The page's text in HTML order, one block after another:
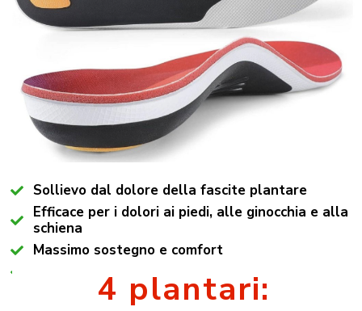
Sollievo dal dolore della fascite plantare
Efficace per i dolori ai piedi, alle ginocchia e alla
schiena
Massimo sostegno e comfort
4 plantari: